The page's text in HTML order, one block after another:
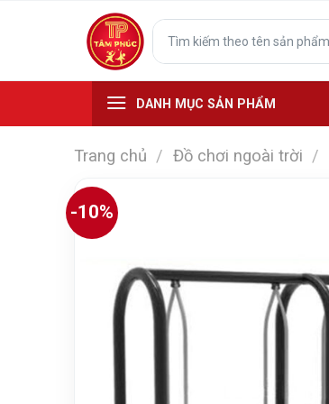
Tìm
kiếm:
DANH MỤC SẢN PHẨM
Trang chủ / Đồ chơi ngoài trời /
-10%